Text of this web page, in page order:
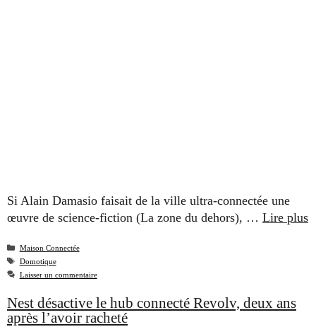
Si Alain Damasio faisait de la ville ultra-connectée une
œuvre de science-fiction (La zone du dehors), … Lire plus
Catégories
Maison Connectée
Étiquettes
Domotique
Laisser un commentaire
Nest désactive le hub connecté Revolv, deux ans
après l’avoir racheté